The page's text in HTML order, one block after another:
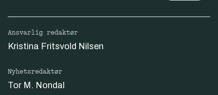
Ansvarlig redaktør
Kristina Fritsvold Nilsen
Nyhetsredaktør
Tor M. Nondal